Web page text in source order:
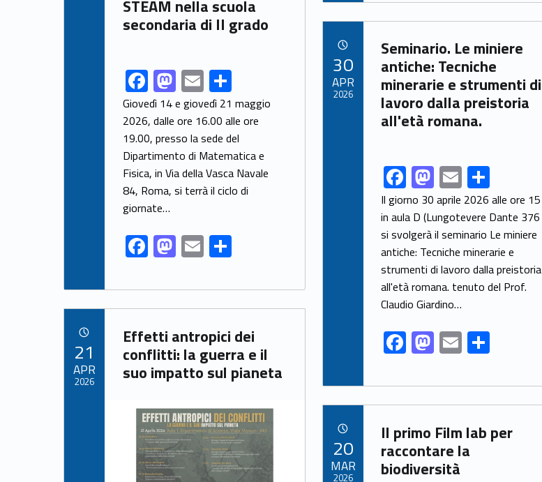
b
o
o
k
d
o
n
l e
STEAM nella scuola
secondaria di II grado
Link identifier share facebook archive #share-link-archive-37374F
ac
e
b
o
o
k
M
as
to
d
o
n
E
m
ai
l
S
h
ar
e
Giovedì 14 e giovedì 21 maggio
2026, dalle ore 16.00 alle ore
19.00, presso la sede del
Dipartimento di Matematica e
Fisica, in Via della Vasca Navale
84, Roma, si terrà il ciclo di
giornate…
F
ac
e
b
o
o
k
M
as
to
d
o
n
E
m
ai
l
S
ar
e
Link identifier archive #link-archive-29678
Seminario. Le miniere
antiche: Tecniche
minerarie e strumenti di
lavoro dalla preistoria
all'età romana.
Link identifier share facebook archive #share-link-archive-11196F
ac
e
b
o
o
k
M
as
to
d
o
n
E
m
ai
l
h
ar
e
Il giorno 30 aprile 2026 alle ore 15
in aula D (Lungotevere Dante 376
si svolgerà il seminario Le miniere
antiche: Tecniche minerarie e
strumenti di lavoro dalla preistoria
all'età romana. tenuto del Prof.
Claudio Giardino…
F
ac
e
b
o
o
M
as
to
d
o
n
E
m
ai
l
ar
e
30
APR
2026
Link identifier archive #link-archive-96925
Effetti antropici dei
conflitti: la guerra e il
suo impatto sul pianeta
21
APR
2026
Link identifier archive #link-archive-35368
Il primo Film lab per
raccontare la
biodiversità
20
MAR
2026